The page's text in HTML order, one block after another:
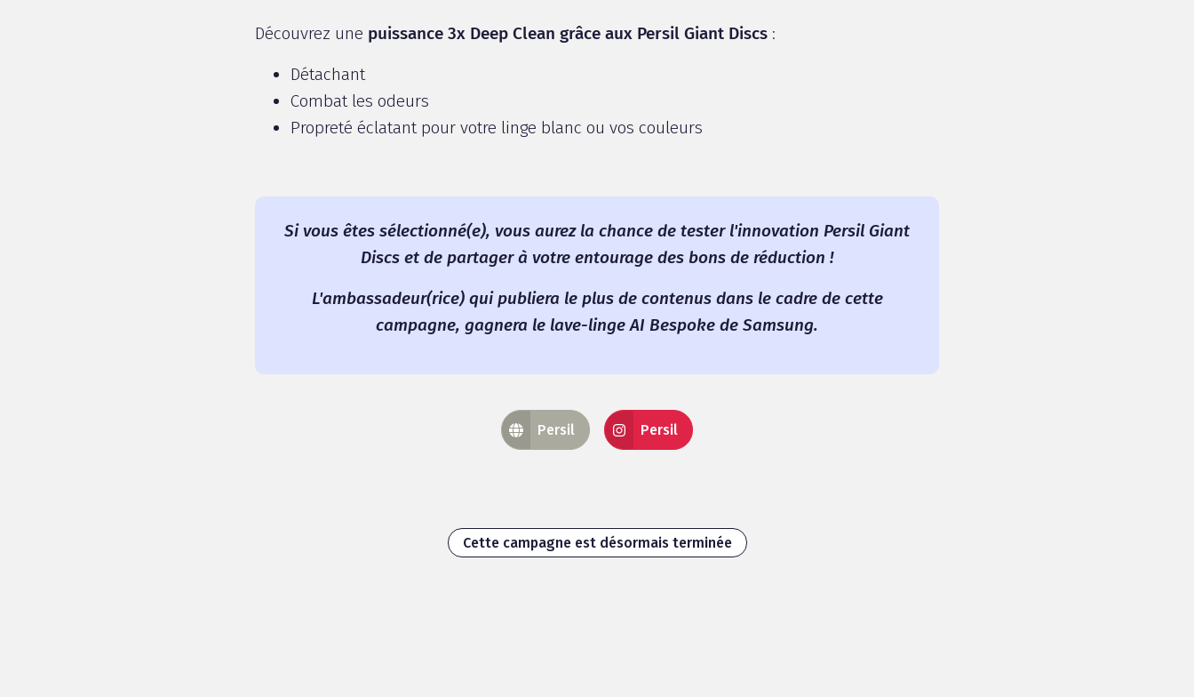
Découvrez une puissance 3x Deep Clean grâce aux Persil Giant Discs :
Détachant
Combat les odeurs
Propreté éclatant pour votre linge blanc ou vos couleurs
Si vous êtes sélectionné(e), vous aurez la chance de tester l'innovation Persil Giant
Discs et de partager à votre entourage des bons de réduction !
L'ambassadeur(rice) qui publiera le plus de contenus dans le cadre de cette
campagne, gagnera le lave-linge AI Bespoke de Samsung.
Persil Persil
Cette campagne est désormais terminée